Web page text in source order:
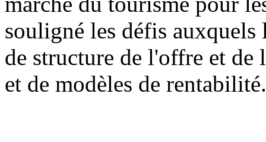
souligné les défis auxquels
de structure de l'offre et
et de modèles de rentabilité.